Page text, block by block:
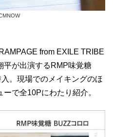
from EXILE TRIBE
平が出演するRMP味覚糖
。現場でのメイキングのほ
で全10Pにわたり紹介。